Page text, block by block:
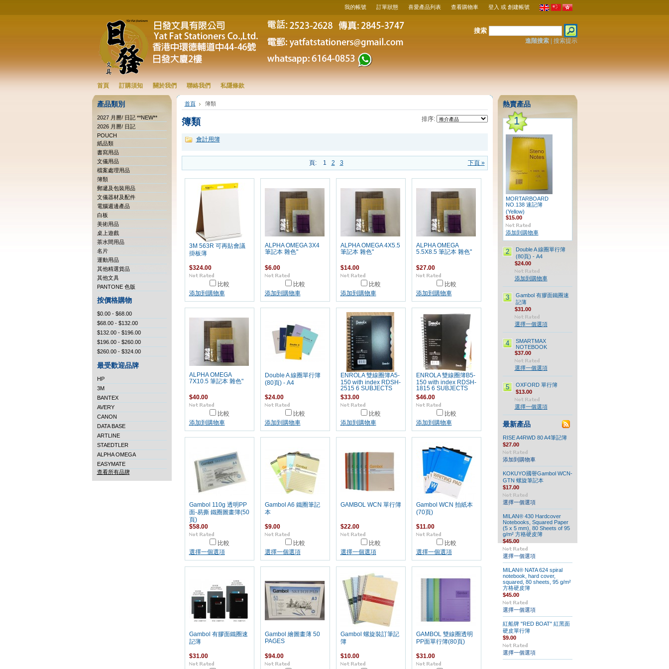
我的帳號 訂單狀態 喜愛產品列表 查看購物車 登入 或 創建帳號
搜索
進階搜索| 搜索提示
首頁 訂購須知 關於我們 聯絡我們 私隱條款
產品類別
2027 月曆/ 日記 **NEW**
2026 月曆/ 日記
POUCH
紙品類
書寫用品
文儀用品
檔案處理用品
簿類
郵遞及包裝用品
文儀器材及配件
電腦週邊產品
白板
美術用品
桌上遊戲
茶水間用品
名片
運動用品
其他精選貨品
其他文具
PANTONE 色版
按價格購物
$0.00 - $68.00
$68.00 - $132.00
$132.00 - $196.00
$196.00 - $260.00
$260.00 - $324.00
最受歡迎品牌
HP
3M
BANTEX
AVERY
CANON
DATA BASE
ARTLINE
STAEDTLER
ALPHA OMEGA
EASYMATE
查看所有品牌
首頁 簿類
排序:
簿類
會計用簿
下頁 »
頁: 1 2 3
3M 563R 可再貼會議
掛板薄
$324.00
比較
添加到購物車
ALPHA OMEGA 3X4
筆記本 雜色"
$6.00
比較
添加到購物車
ALPHA OMEGA 4X5.5
筆記本 雜色"
$14.00
比較
添加到購物車
ALPHA OMEGA
5.5X8.5 筆記本 雜色"
$27.00
比較
添加到購物車
ALPHA OMEGA
7X10.5 筆記本 雜色"
$40.00
比較
添加到購物車
Double A 線圈單行簿
(80頁) - A4
$24.00
比較
添加到購物車
ENROLA 雙線圈簿A5-
150 with index RDSH-
2515 6 SUBJECTS
$33.00
比較
添加到購物車
ENROLA 雙線圈簿B5-
150 with index RDSH-
1815 6 SUBJECTS
$46.00
比較
添加到購物車
Gambol 110g 透明PP
面-易撕 鐵圈圖畫簿(50
頁)
$58.00
比較
選擇一個選項
Gambol A6 鐵圈筆記
本
$9.00
比較
選擇一個選項
GAMBOL WCN 單行簿
$22.00
比較
選擇一個選項
Gambol WCN 拍紙本
(70頁)
$11.00
比較
選擇一個選項
Gambol 有膠面鐵圈速
記薄
$31.00
Gambol 繪圖畫薄 50
PAGES
$94.00
Gambol 螺旋裝訂筆記
簿
$10.00
GAMBOL 雙線圈透明
PP面單行簿(80頁)
$31.00
熱賣產品
1
MORTARBOARD
NO.138 速記簿
(Yellow)
$15.00
添加到購物車
2
Double A 線圈單行簿
(80頁) - A4
$24.00
添加到購物車
3
Gambol 有膠面鐵圈速
記薄
$31.00
選擇一個選項
4
SMARTMAX
NOTEBOOK
$37.00
選擇一個選項
5
OXFORD 單行簿
$13.00
選擇一個選項
最新產品
RISE A4RWD 80 A4筆記簿
$27.00
添加到購物車
KOKUYO國譽Gambol WCN-
GTN 螺旋筆記本
$17.00
選擇一個選項
MILAN® 430 Hardcover
Notebooks, Squared Paper
(5 x 5 mm), 80 Sheets of 95
g/m² 方格硬皮簿
$45.00
選擇一個選項
MILAN® NATA 624 spiral
notebook, hard cover,
squared, 80 sheets, 95 g/m²
方格硬皮簿
$45.00
選擇一個選項
紅船牌 "RED BOAT" 紅黑面
硬皮單行簿
$9.00
選擇一個選項